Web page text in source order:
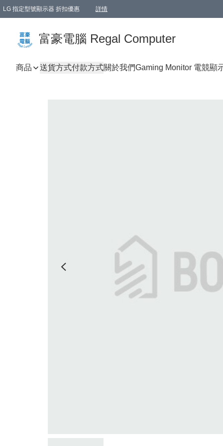
LG 指定型號顯示器 折扣優惠 詳情
富豪電腦 Regal Computer
商品 送貨方式付款方式關於我們Gaming Monitor 電競顯